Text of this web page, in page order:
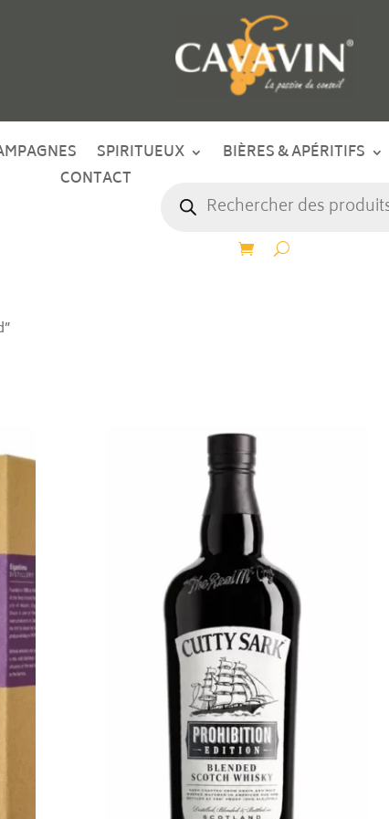
SPIRITUEUX BIÈRES & APÉRITIFS
CONTACT
produits